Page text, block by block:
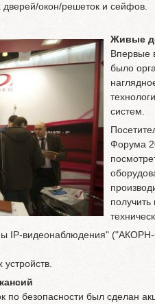
окон/решеток и сейфов.
Живые
Впервые
было
систем.
Форума
получить
IP-видеонаблюдения" ("АКОРН-
по безопасности был сделан